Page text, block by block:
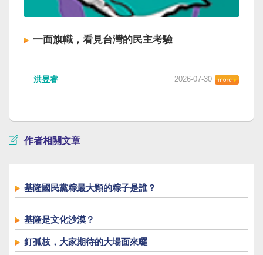
一面旗幟，看見台灣的民主考驗
洪昱睿 2026-07-30
作者相關文章
基隆國民黨粽最大顆的粽子是誰？
基隆是文化沙漠？
釘孤枝，大家期待的大場面來囉